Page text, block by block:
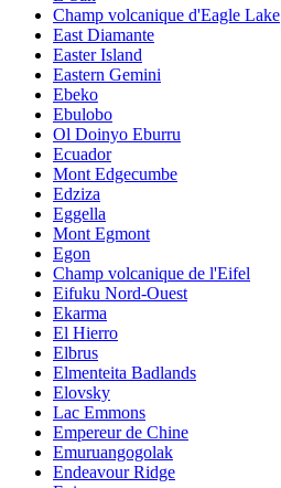
Champ volcanique d'Eagle Lake
East Diamante
Easter Island
Eastern Gemini
Ebeko
Ebulobo
Ol Doinyo Eburru
Ecuador
Mont Edgecumbe
Edziza
Eggella
Mont Egmont
Egon
Champ volcanique de l'Eifel
Eifuku Nord-Ouest
Ekarma
El Hierro
Elbrus
Elmenteita Badlands
Elovsky
Lac Emmons
Empereur de Chine
Emuruangogolak
Endeavour Ridge